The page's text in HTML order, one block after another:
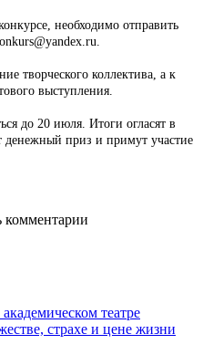
необходимо отправить
творческого коллектива, а к
выступления.
до 20 июля. Итоги огласят в
денежный приз и примут участие
комментарии
театре
страхе и цене жизни